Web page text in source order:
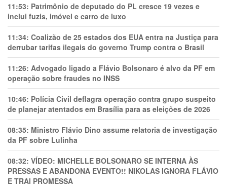
11:53: Patrimônio de deputado do PL cresce 19 vezes e
inclui fuzis, imóvel e carro de luxo
11:34: Coalizão de 25 estados dos EUA entra na Justiça para
derrubar tarifas ilegais do governo Trump contra o Brasil
11:26: Advogado ligado a Flávio Bolsonaro é alvo da PF em
operação sobre fraudes no INSS
10:46: Polícia Civil deflagra operação contra grupo suspeito
de planejar atentados em Brasília para as eleições de 2026
08:35: Ministro Flávio Dino assume relatoria de investigação
da PF sobre Lulinha
08:32: VÍDEO: MICHELLE BOLSONARO SE INTERNA ÀS
PRESSAS E ABANDONA EVENTO!! NIKOLAS IGNORA FLÁVIO
E TRAl PROMESSA